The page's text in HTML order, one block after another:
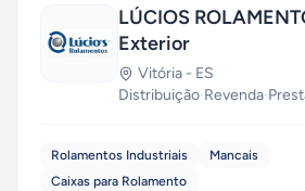
LÚCIOS
Exterior
Vitória - ES
Distribuição·Revenda·
Rolamentos Industriais
Mancais
Caixas para Rolamento